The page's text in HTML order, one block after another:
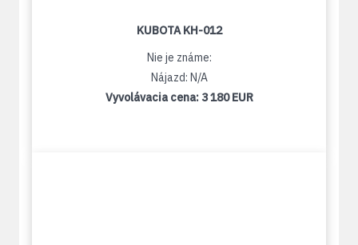
KUBOTA KH-012
Nie je známe:
Nájazd: N/A
Vyvolávacia cena: 3 180 EUR